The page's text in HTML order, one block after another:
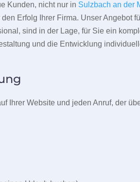
Kunden, nicht nur in Sulzbach an der
Erfolg Ihrer Firma. Unser Angebot
sind in der Lage, für Sie ein
und die Entwicklung
Ihrer Website und jeden Anruf, der